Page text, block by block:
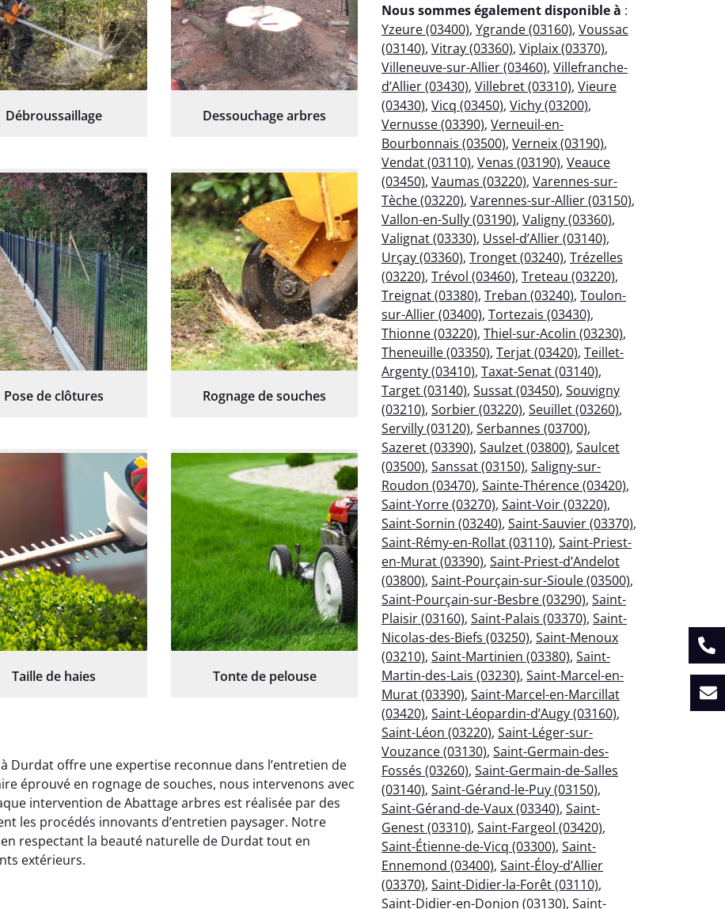
Débroussaillage Dessouchage arbres
Pose de clôtures Rognage de souches
Taille de haies Tonte de pelouse
Durdat offre une expertise reconnue dans l’entretien de
éprouvé en rognage de souches, nous intervenons avec
intervention de Abattage arbres est réalisée par des
les procédés innovants d’entretien paysager. Notre
respectant la beauté naturelle de Durdat tout en
extérieurs.
Nous sommes également disponible à :
Yzeure (03400), Ygrande (03160), Voussac
(03140), Vitray (03360), Viplaix (03370),
Villeneuve-sur-Allier (03460), Villefranche-
d’Allier (03430), Villebret (03310), Vieure
(03430), Vicq (03450), Vichy (03200),
Vernusse (03390), Verneuil-en-
Bourbonnais (03500), Verneix (03190),
Vendat (03110), Venas (03190), Veauce
(03450), Vaumas (03220), Varennes-sur-
Tèche (03220), Varennes-sur-Allier (03150),
Vallon-en-Sully (03190), Valigny (03360),
Valignat (03330), Ussel-d’Allier (03140),
Urçay (03360), Tronget (03240), Trézelles
(03220), Trévol (03460), Treteau (03220),
Treignat (03380), Treban (03240), Toulon-
sur-Allier (03400), Tortezais (03430),
Thionne (03220), Thiel-sur-Acolin (03230),
Theneuille (03350), Terjat (03420), Teillet-
Argenty (03410), Taxat-Senat (03140),
Target (03140), Sussat (03450), Souvigny
(03210), Sorbier (03220), Seuillet (03260),
Servilly (03120), Serbannes (03700),
Sazeret (03390), Saulzet (03800), Saulcet
(03500), Sanssat (03150), Saligny-sur-
Roudon (03470), Sainte-Thérence (03420),
Saint-Yorre (03270), Saint-Voir (03220),
Saint-Sornin (03240), Saint-Sauvier (03370),
Saint-Rémy-en-Rollat (03110), Saint-Priest-
en-Murat (03390), Saint-Priest-d’Andelot
(03800), Saint-Pourçain-sur-Sioule (03500),
Saint-Pourçain-sur-Besbre (03290), Saint-
Plaisir (03160), Saint-Palais (03370), Saint-
Nicolas-des-Biefs (03250), Saint-Menoux
(03210), Saint-Martinien (03380), Saint-
Martin-des-Lais (03230), Saint-Marcel-en-
Murat (03390), Saint-Marcel-en-Marcillat
(03420), Saint-Léopardin-d’Augy (03160),
Saint-Léon (03220), Saint-Léger-sur-
Vouzance (03130), Saint-Germain-des-
Fossés (03260), Saint-Germain-de-Salles
(03140), Saint-Gérand-le-Puy (03150),
Saint-Gérand-de-Vaux (03340), Saint-
Genest (03310), Saint-Fargeol (03420),
Saint-Étienne-de-Vicq (03300), Saint-
Ennemond (03400), Saint-Éloy-d’Allier
(03370), Saint-Didier-la-Forêt (03110),
Saint-Didier-en-Donjon (03130), Saint-